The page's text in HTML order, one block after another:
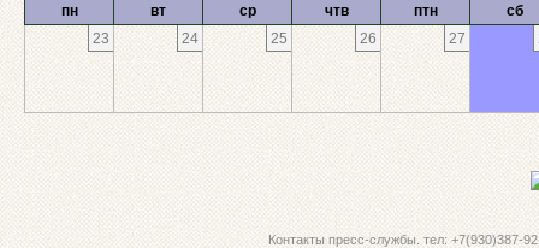
пн вт ср чтв птн
сб
23
24 25 26 27
Контакты пресс-службы. тел: +7(930)387-